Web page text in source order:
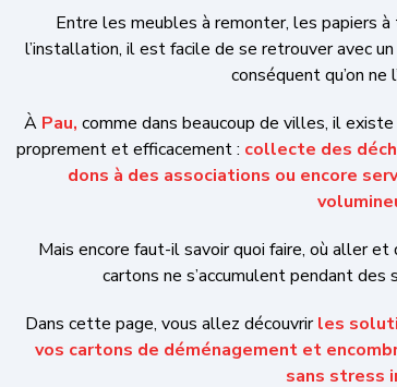
conséquent qu’on ne
comme dans beaucoup de villes, il existe
collecte des
à des associations ou encore services
Mais encore faut-il savoir quoi faire, où aller et
cartons ne s’accumulent pendant des
les
cartons de déménagement et encombrants à